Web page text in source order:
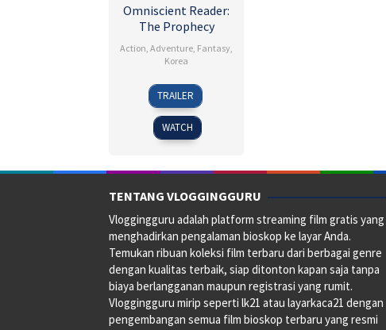
Omniscient Reader:
The Prophecy
Action, Adventure, Fantasy,
Korea
23
Jul
2025
Kim
Byung-
woo
TRAILER
WATCH
TENTANG VLOGGINGGURU
Vloggingguru adalah platform streaming film gratis yang
menghadirkan pengalaman bioskop ke layar Anda.
Temukan ribuan koleksi film terbaru dari berbagai genre
dengan kualitas terbaik, siap ditonton kapan saja tanpa
biaya berlangganan maupun registrasi yang rumit.
Vloggingguru mirip seperti lk21 atau layarkaca21 dengan
pengembangan semua film bioskop terbaru yang resmi